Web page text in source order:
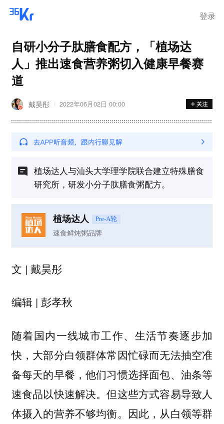
登录
自研小分子肽膳食配方，「植场达
人」推出速食营养粥切入健康早餐赛
道
戴昊彤 2022年06月02日 00:00
植场达人与汕头大学理学院联合建立特殊膳食
研究所，研发小分子肽膳食粥配方。
植场达人 Pre-A轮
速食鲜炖粥品牌
文 | 戴昊彤
编辑 | 彭孝秋
随着国内一线城市工作、生活节奏逐步加
快，大部分白领群体常因忙碌而无法抽空准
备每天的早餐，他们习惯选择面包、油条等
速食品以快速解决。但这些方式容易导致人
体摄入的营养不够均衡。因此，从白领等群